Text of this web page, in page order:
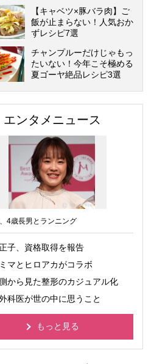
【キャベツ×豚バラ肉】ご
飯が止まらない！人気おか
ずレシピ7選
チャンプルーだけじゃもっ
たいない！今年こそ極める
夏ゴーヤ絶品レシピ3選
エンタメニュース
4歳長男とランニング
子、資格取得を報告
マとヒロアカがコラボ
から見た整形のカジュアル化
科医が世の中に思うこと
もっと見る